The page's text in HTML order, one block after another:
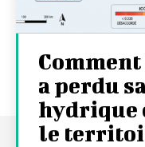
a perdu
hydrique
le